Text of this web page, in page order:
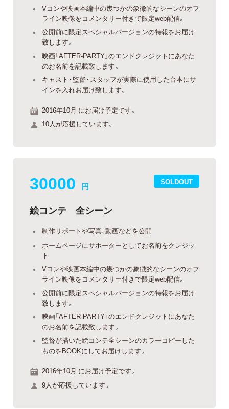
Vコンや映画本編中の幾つかの象徴的なシーンのオフ
ライン映像をコメンタリー付きで限定web配信。
公開前に限定スペシャルバージョンの特報をお届け
致します。
映画「AFTER-PARTY」のエンドクレジットにあなた
のお名前を記載致します。
キャスト・監督・スタッフが実際に使用した台本にサ
インを入れお届け致します。
2016年10月 にお届け予定です。
10人が応援しています。
SOLDOUT
30000 円
絵コンテ 全シーン
制作リポートや写真、動画などを公開
ホームページにサポーターとしてお名前をクレジッ
ト
Vコンや映画本編中の幾つかの象徴的なシーンのオフ
ライン映像をコメンタリー付きで限定web配信。
公開前に限定スペシャルバージョンの特報をお届け
致します。
映画「AFTER-PARTY」のエンドクレジットにあなた
のお名前を記載致します。
監督が描いた絵コンテ全シーンのカラーコピーした
ものをBOOKにしてお届けします。
2016年10月 にお届け予定です。
9人が応援しています。